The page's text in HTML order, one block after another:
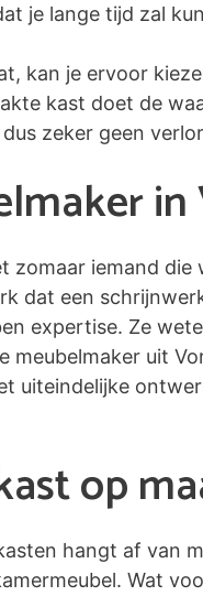
je lange tijd zal
kan je ervoor
kast doet de
zeker geen
in
zomaar iemand
dat een
expertise. Ze
meubelmaker uit
uiteindelijke
op
hangt af van
Wat